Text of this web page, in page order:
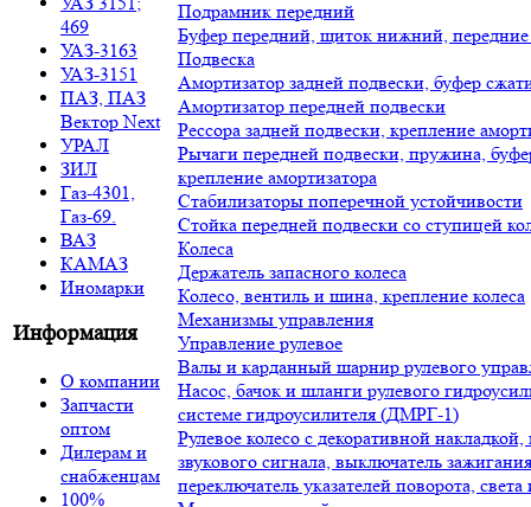
469
УАЗ-3163
УАЗ-3151
ПАЗ, ПАЗ
Вектор Next
УРАЛ
ЗИЛ
Газ-4301,
Газ-69.
ВАЗ
КАМАЗ
Иномарки
Информация
О компании
Запчасти
оптом
Дилерам и
снабженцам
100%
Подрамник передний
Буфер передний, щиток нижний, передние
Подвеска
Амортизатор задней подвески, буфер
Амортизатор передней подвески
Рессора задней подвески, крепление
Рычаги передней подвески, пружина,
крепление амортизатора
Стабилизаторы поперечной устойчивости
Стойка передней подвески со ступицей
Колеса
Держатель запасного колеса
Колесо, вентиль и шина, крепление колеса
Механизмы управления
Управление рулевое
Валы и карданный шарнир рулевого
Насос, бачок и шланги рулевого
системе гидроусилителя (ДМРГ-1)
Рулевое колесо с декоративной
звукового сигнала, выключатель
переключатель указателей поворота,